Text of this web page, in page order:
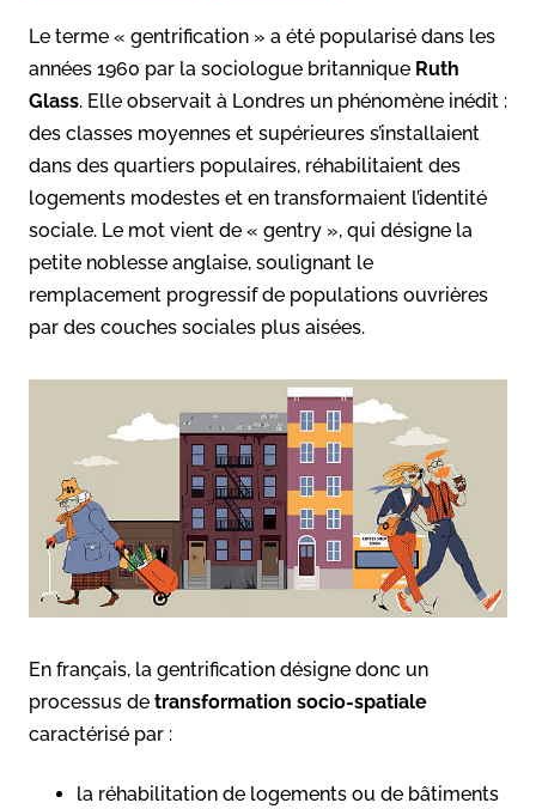
Le terme « gentrification » a été popularisé dans les
années 1960 par la sociologue britannique Ruth
Glass. Elle observait à Londres un phénomène inédit :
des classes moyennes et supérieures s’installaient
dans des quartiers populaires, réhabilitaient des
logements modestes et en transformaient l’identité
sociale. Le mot vient de « gentry », qui désigne la
petite noblesse anglaise, soulignant le
remplacement progressif de populations ouvrières
par des couches sociales plus aisées.
En français, la gentrification désigne donc un
processus de transformation socio-spatiale
caractérisé par :
la réhabilitation de logements ou de bâtiments